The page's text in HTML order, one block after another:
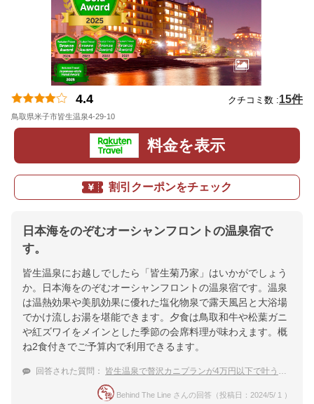
4.4 クチコミ数 :15件
鳥取県米子市皆生温泉4-29-10
料金を表示
割引クーポンをチェック
日本海をのぞむオーシャンフロントの温泉宿で
す。
皆生温泉にお越しでしたら「皆生菊乃家」はいかがでしょう
か。日本海をのぞむオーシャンフロントの温泉宿です。温泉
は温熱効果や美肌効果に優れた塩化物泉で露天風呂と大浴場
でかけ流しお湯を堪能できます。夕食は鳥取和牛や松葉ガニ
や紅ズワイをメインとした季節の会席料理が味わえます。概
ね2食付きでご予算内で利用できるます。
回答された質問： 皆生温泉で贅沢カニプランが4万円以下で叶う温泉宿おすすめは？
Behind The Line さんの回答（投稿日：2024/5/ 1 ）